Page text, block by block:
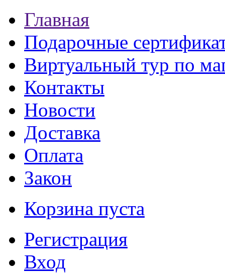
Главная
Подарочные
Виртуальный тур по
Контакты
Новости
Доставка
Оплата
Закон
Корзина пуста
Регистрация
Вход